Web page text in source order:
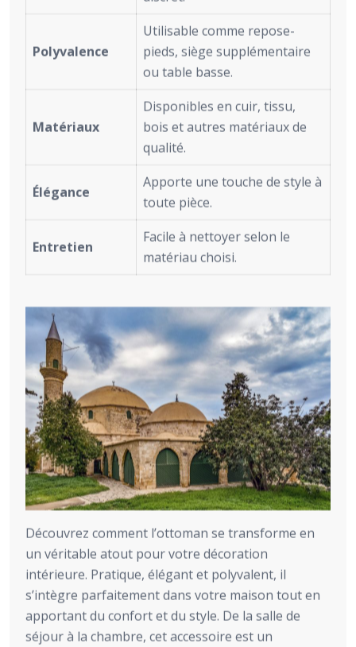
Polyvalence
Utilisable comme repose-
pieds, siège supplémentaire
ou table basse.
Matériaux
Disponibles en cuir, tissu,
bois et autres matériaux de
qualité.
Élégance
Apporte une touche de style à
toute pièce.
Entretien
Facile à nettoyer selon le
matériau choisi.
Découvrez comment l’ottoman se transforme en
un véritable atout pour votre décoration
intérieure. Pratique, élégant et polyvalent, il
s’intègre parfaitement dans votre maison tout en
apportant du confort et du style. De la salle de
séjour à la chambre, cet accessoire est un